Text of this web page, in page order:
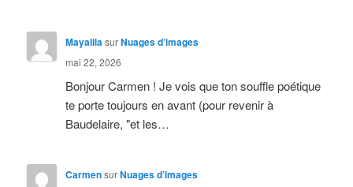
MayalilasurNuages d’images
mai 22, 2026
Bonjour Carmen ! Je vois que ton souffle poétique
te porte toujours en avant (pour revenir à
Baudelaire, "et les…
CarmensurNuages d’images